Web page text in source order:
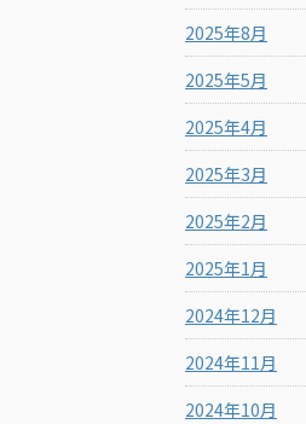
2025年8月
2025年5月
2025年4月
2025年3月
2025年2月
2025年1月
2024年12月
2024年11月
2024年10月